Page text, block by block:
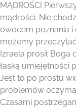
MĄDROŚCI
mądrości. Nie
owocem poznania i
możemy
Izraela prosił Boga
łaską umiejętności
Jest to po prostu
problemów oczyma
Czasami